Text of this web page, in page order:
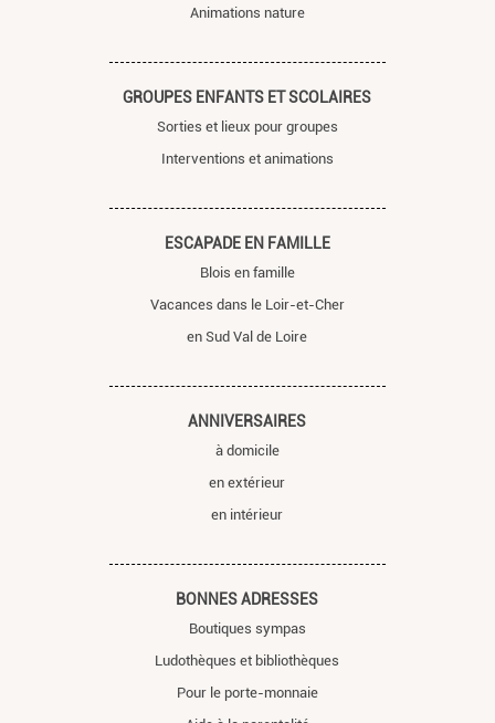
Animations nature
GROUPES ENFANTS ET SCOLAIRES
Sorties et lieux pour groupes
Interventions et animations
ESCAPADE EN FAMILLE
Blois en famille
Vacances dans le Loir-et-Cher
en Sud Val de Loire
ANNIVERSAIRES
à domicile
en extérieur
en intérieur
BONNES ADRESSES
Boutiques sympas
Ludothèques et bibliothèques
Pour le porte-monnaie